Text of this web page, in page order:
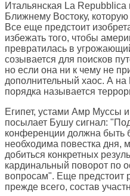
Итальянская La Repubblica
Ближнему Востоку,
Все еще предстоит
избежать того, чтобы
превратилась в
созывается для поисков
но если она ни к чему не
дополнительный хаос. А на
порядка называется
Египет, устами Амр Муссы
посылает Бушу сигнал:
конференции должна быть
необходима повестка дня,
добиться конкретных
кардинальный поворот по
вопросам". Еще предстоит
прежде всего, состав